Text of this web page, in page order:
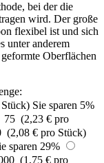
bei der die
wird. Der große
flexibel ist und sich
unter anderem
Oberflächen
Sie sparen 5%
75 (2,23 € pro
(2,08 € pro Stück)
sparen 29%
(1,75 € pro